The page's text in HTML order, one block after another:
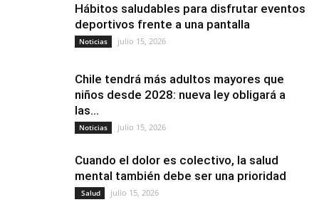
Hábitos saludables para disfrutar eventos
deportivos frente a una pantalla
Noticias julio 15, 2026
Chile tendrá más adultos mayores que
niños desde 2028: nueva ley obligará a
las...
Noticias julio 15, 2026
Cuando el dolor es colectivo, la salud
mental también debe ser una prioridad
Salud julio 15, 2026